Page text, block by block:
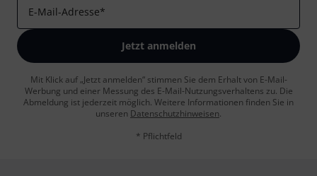
E-Mail-Adresse*
Jetzt anmelden
Mit Klick auf „Jetzt anmelden“ stimmen Sie dem Erhalt von E-Mail-
Werbung und einer Messung des E-Mail-Nutzungsverhaltens zu. Die
Abmeldung ist jederzeit möglich. Weitere Informationen finden Sie in
unseren Datenschutzhinweisen.
* Pflichtfeld